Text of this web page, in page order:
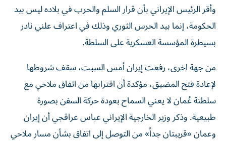
وأقر الرئيس الإيراني بأن قرار السلم والحرب في بلاده ليس بيد
الحكومة، إنما بيد الحرس الثوري وذلك في اعتراف علني نادر
بسيطرة المؤسسة العسكرية على السلطة.
من جهة اخرى، رفعت إيران أمس السبت، سقف شروطها
لإعادة فتح المضيق، مؤكدة أن اقترابها من اتفاق ملاحي مع
سلطنة عُمان لا يعني السماح بعودة حركة السفن بصورة
طبيعية. وذكر وزير الخارجية الإيراني عباس عراقجي أن إيران
وعمان «قريبتان جداً» من ‌التوصل إلى اتفاق بشأن مسار ملاحي